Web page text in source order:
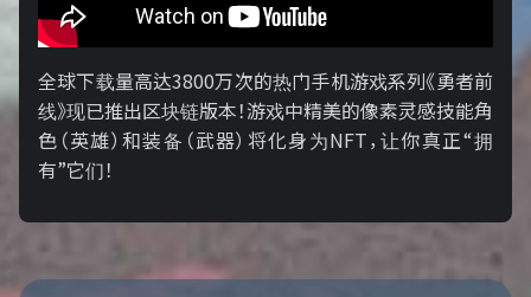
全球下载量高达3800万次的热门手机游戏系列《勇者前
线》现已推出区块链版本！游戏中精美的像素灵感技能角
色（英雄）和装备（武器）将化身为NFT，让你真正“拥
有”它们！